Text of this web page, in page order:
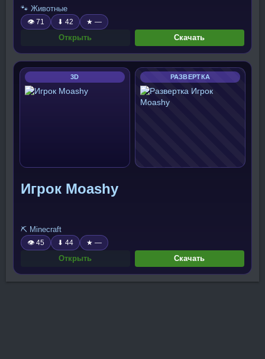
🐾 Животные
👁 71 ⬇ 42 ★ —
Открыть Скачать
3D РАЗВЕРТКА
Игрок Moashy
⛏️ Minecraft
👁 45 ⬇ 44 ★ —
Открыть Скачать